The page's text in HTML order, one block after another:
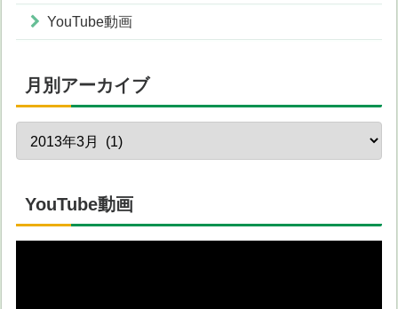
YouTube動画
月別アーカイブ
YouTube動画